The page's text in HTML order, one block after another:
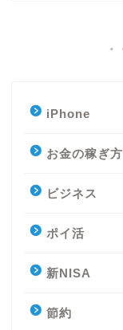
iPhone
お金の稼ぎ方
ビジネス
ポイ活
新NISA
節約